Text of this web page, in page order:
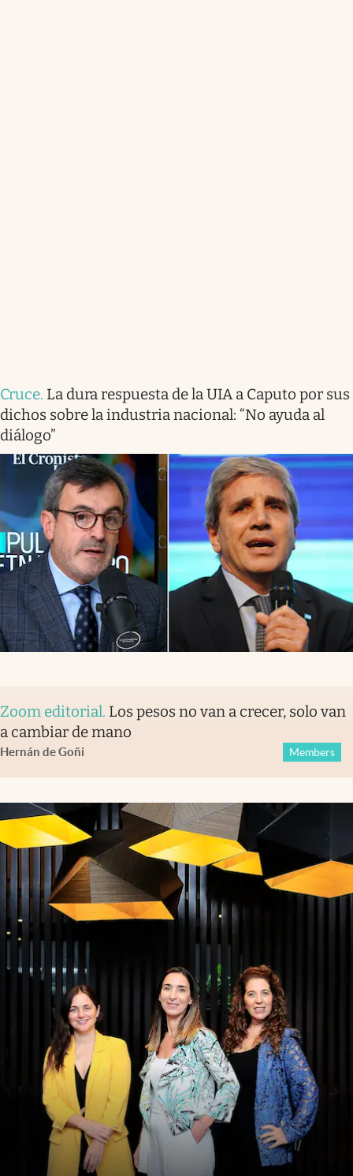
Cruce. La dura respuesta de la UIA a Caputo por sus
dichos sobre la industria nacional: “No ayuda al
diálogo”
Zoom editorial. Los pesos no van a crecer, solo van
a cambiar de mano
Hernán de Goñi Members